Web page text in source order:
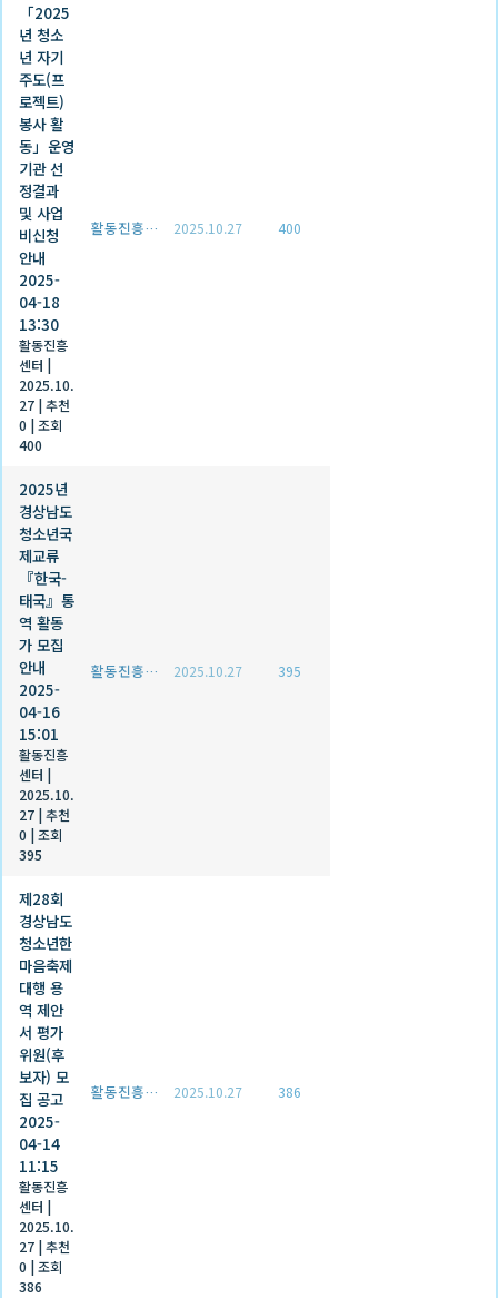
「2025
년 청소
년 자기
주도(프
로젝트)
봉사 활
동」운영
기관 선
정결과
및 사업
비신청
안내
2025-
04-18
13:30
활동진흥
센터
2025.10.
27 추천
0
조회
400
활동진흥센터 2025.10.27 400
2025년
경상남도
청소년국
제교류
『한국-
태국』통
역 활동
가 모집
안내
2025-
04-16
15:01
활동진흥
센터
2025.10.
27 추천
0
조회
395
활동진흥센터 2025.10.27 395
제28회
경상남도
청소년한
마음축제
대행 용
역 제안
서 평가
위원(후
보자) 모
집 공고
2025-
04-14
11:15
활동진흥
센터
2025.10.
27 추천
0
조회
386
활동진흥센터 2025.10.27 386